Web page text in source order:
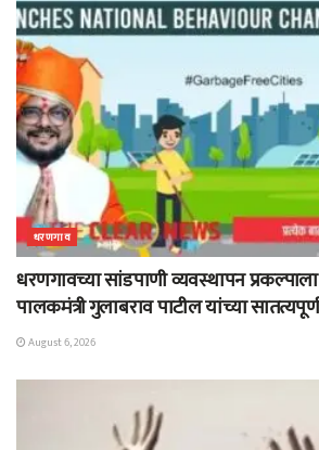
धरणगाव
धरणगावच्या सांडपाणी व्यवस्थापन
पालकमंत्री गुलाबराव पाटील यांच्या
August 6, 2026